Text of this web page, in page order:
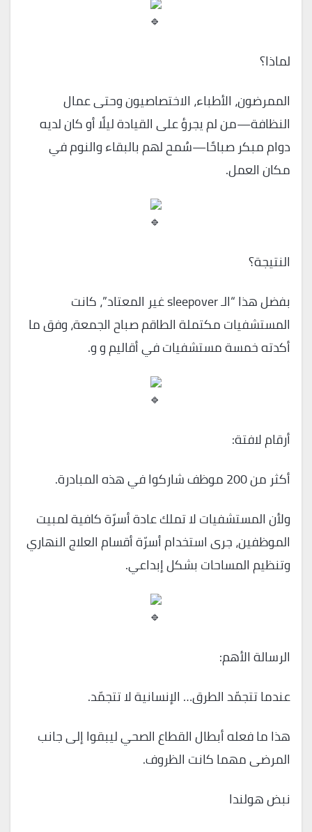
لماذا؟
الممرضون، الأطباء، الاختصاصيون وحتى عمال
النظافة—من لم يجرؤ على القيادة ليلًا أو كان لديه
دوام مبكر صباحًا—سُمح لهم بالبقاء والنوم في
مكان العمل.
النتيجة؟
بفضل هذا “الـ sleepover غير المعتاد”، كانت
المستشفيات مكتملة الطاقم صباح الجمعة، وفق ما
أكدته خمسة مستشفيات في أقاليم و و.
أرقام لافتة:
أكثر من 200 موظف شاركوا في هذه المبادرة.
ولأن المستشفيات لا تملك عادة أسرّة كافية لمبيت
الموظفين، جرى استخدام أسرّة أقسام العلاج النهاري
وتنظيم المساحات بشكل إبداعي.
الرسالة الأهم:
عندما تتجمّد الطرق… الإنسانية لا تتجمّد.
هذا ما فعله أبطال القطاع الصحي ليبقوا إلى جانب
المرضى مهما كانت الظروف.
نبض هولندا